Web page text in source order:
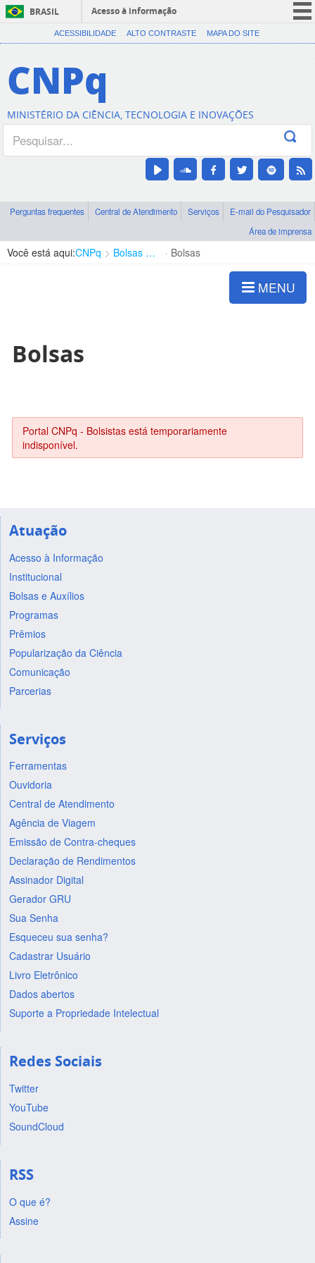
BRASIL
Acesso à informação
CORONAVÍRUS (COVID-19)
Canais
ACESSIBILIDADE ALTO CONTRASTE MAPA DO SITE
CNPq
MINISTÉRIO DA CIÊNCIA, TECNOLOGIA E INOVAÇÕES
Perguntas frequentes Central de Atendimento Serviços
E-mail do Pesquisador
Área de imprensa
Você está aqui:CNPq Bolsas e Auxílios Vigentes Bolsas
MENU
Bolsas
Portal CNPq - Bolsistas está temporariamente
indisponível.
Atuação
Acesso à Informação
Institucional
Bolsas e Auxílios
Programas
Prêmios
Popularização da Ciência
Comunicação
Parcerias
Serviços
Ferramentas
Ouvidoria
Central de Atendimento
Agência de Viagem
Emissão de Contra-cheques
Declaração de Rendimentos
Assinador Digital
Gerador GRU
Sua Senha
Esqueceu sua senha?
Cadastrar Usuário
Livro Eletrônico
Dados abertos
Suporte a Propriedade Intelectual
Redes Sociais
Twitter
YouTube
SoundCloud
RSS
O que é?
Assine